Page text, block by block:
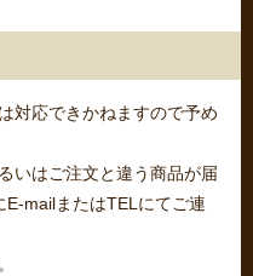
対応できかねますので予め
いはご注文と違う商品が届
mailまたはTELにてご連